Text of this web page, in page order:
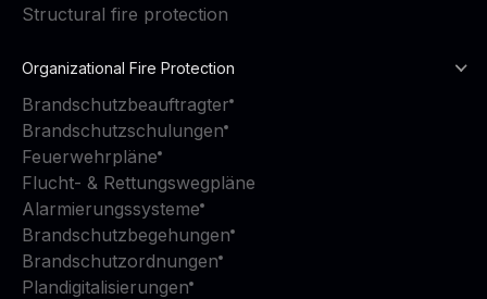
Structural fire protection
Organizational Fire Protection
Brandschutzbeauftragter
Brandschutzschulungen
Feuerwehrpläne
Flucht- & Rettungswegpläne
Alarmierungssysteme
Brandschutzbegehungen
Brandschutzordnungen
Plandigitalisierungen